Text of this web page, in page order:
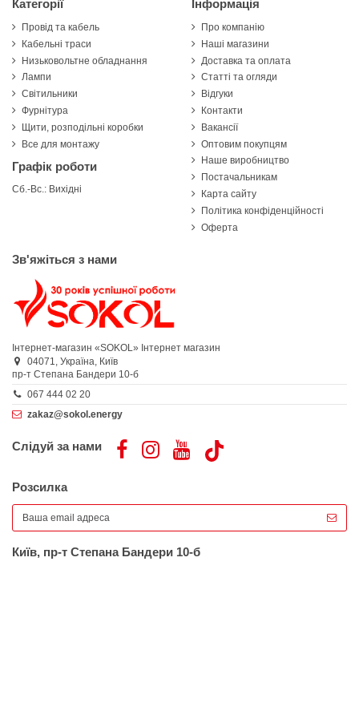
Категорії
Провід та кабель
Кабельні траси
Низьковольтне обладнання
Лампи
Світильники
Фурнітура
Щити, розподільні коробки
Все для монтажу
Графік роботи
Сб.-Вс.: Вихідні
Інформація
Про компанію
Наші магазини
Доставка та оплата
Статті та огляди
Відгуки
Контакти
Вакансії
Оптовим покупцям
Наше виробництво
Постачальникам
Карта сайту
Політика конфіденційності
Оферта
Зв'яжіться з нами
Інтернет-магазин «SOKOL» Інтернет магазин
04071, Україна, Київ
пр-т Степана Бандери 10-б
067 444 02 20
zakaz@sokol.energy
Слідуй за нами
Розсилка
Київ, пр-т Степана Бандери 10-б